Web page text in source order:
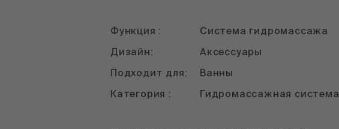
Функция : Система гидромассажа
Дизайн: Аксессуары
Подходит для: Ванны
Категория : Гидромассажная система